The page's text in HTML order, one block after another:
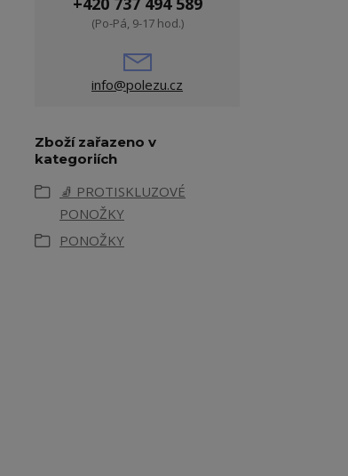
(Po-Pá, 9-17 hod.)
info@polezu.cz
Zboží zařazeno v
kategoriích
🧦 PROTISKLUZOVÉ
PONOŽKY
PONOŽKY